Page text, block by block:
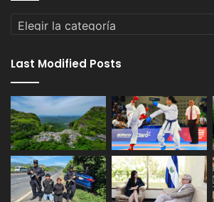
Categorías
Last Modified Posts